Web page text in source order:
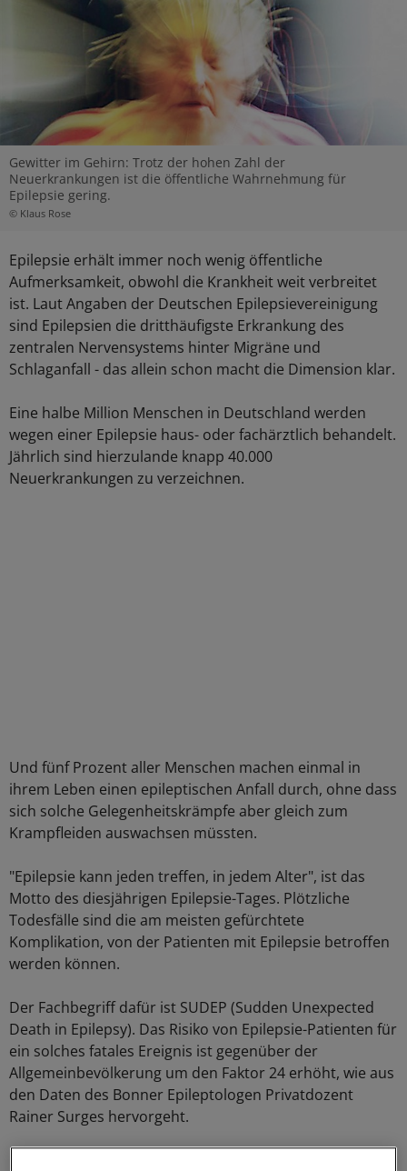
Gewitter im Gehirn: Trotz der hohen Zahl der
Neuerkrankungen ist die öffentliche Wahrnehmung für
Epilepsie gering.
© Klaus Rose
Epilepsie erhält immer noch wenig öffentliche
Aufmerksamkeit, obwohl die Krankheit weit verbreitet
ist. Laut Angaben der Deutschen Epilepsievereinigung
sind Epilepsien die dritthäufigste Erkrankung des
zentralen Nervensystems hinter Migräne und
Schlaganfall - das allein schon macht die Dimension klar.
Eine halbe Million Menschen in Deutschland werden
wegen einer Epilepsie haus- oder fachärztlich behandelt.
Jährlich sind hierzulande knapp 40.000
Neuerkrankungen zu verzeichnen.
Und fünf Prozent aller Menschen machen einmal in
ihrem Leben einen epileptischen Anfall durch, ohne dass
sich solche Gelegenheitskrämpfe aber gleich zum
Krampfleiden auswachsen müssten.
"Epilepsie kann jeden treffen, in jedem Alter", ist das
Motto des diesjährigen Epilepsie-Tages. Plötzliche
Todesfälle sind die am meisten gefürchtete
Komplikation, von der Patienten mit Epilepsie betroffen
werden können.
Der Fachbegriff dafür ist SUDEP (Sudden Unexpected
Death in Epilepsy). Das Risiko von Epilepsie-Patienten für
ein solches fatales Ereignis ist gegenüber der
Allgemeinbevölkerung um den Faktor 24 erhöht, wie aus
den Daten des Bonner Epileptologen Privatdozent
Rainer Surges hervorgeht.